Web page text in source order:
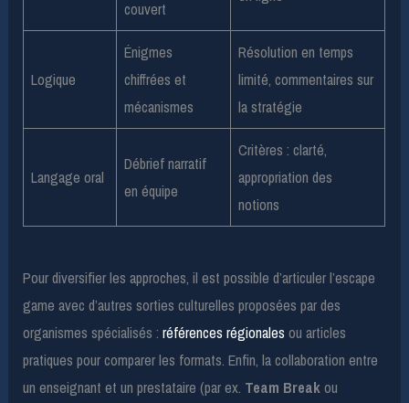
couvert
Logique
Énigmes
chiffrées et
mécanismes
Résolution en temps
limité, commentaires sur
la stratégie
Langage oral
Débrief narratif
en équipe
Critères : clarté,
appropriation des
notions
Pour diversifier les approches, il est possible d’articuler l’escape
game avec d’autres sorties culturelles proposées par des
organismes spécialisés :références régionales ou articles
pratiques pour comparer les formats. Enfin, la collaboration entre
un enseignant et un prestataire (par ex. Team Breakou